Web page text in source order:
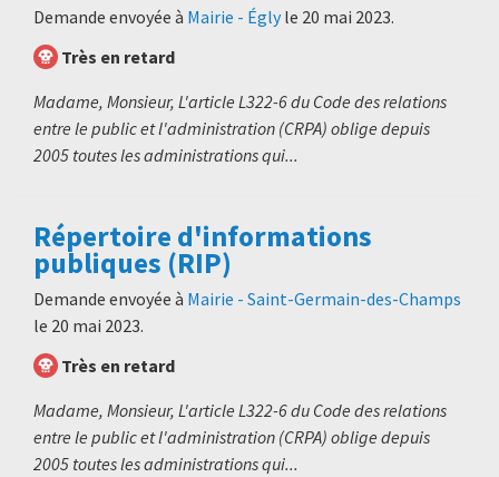
Demande envoyée à Mairie - Églyle 20 mai 2023.
Très en retard
Madame, Monsieur, L'article L322-6 du Code des relations
entre le public et l'administration (CRPA) oblige depuis
2005 toutes les administrations qui...
Répertoire d'informations
publiques (RIP)
Demande envoyée à Mairie - Saint-Germain-des-Champs
le 20 mai 2023.
Très en retard
Madame, Monsieur, L'article L322-6 du Code des relations
entre le public et l'administration (CRPA) oblige depuis
2005 toutes les administrations qui...